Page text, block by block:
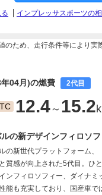
インプレッサスポーツの
ため、走行条件等により実
04月)の燃費 2代目
12.4～ 15.2
ルの新デザインフィロソ
の新世代プラットフォーム
質感が向上された5代目。ひ
ンフィロソフィー、ダイナミ
能も充実しており、国産車